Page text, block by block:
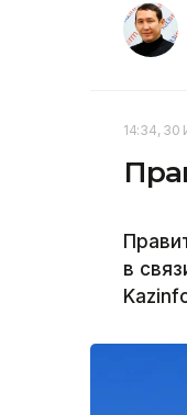
14:34, 30
в